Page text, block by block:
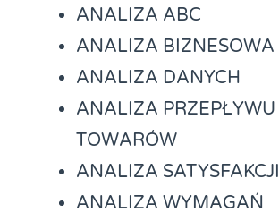
ANALIZA ABC
ANALIZA BIZNESOWA
ANALIZA DANYCH
ANALIZA PRZEPŁYWU
TOWARÓW
ANALIZA SATYSFAKCJI
ANALIZA WYMAGAŃ